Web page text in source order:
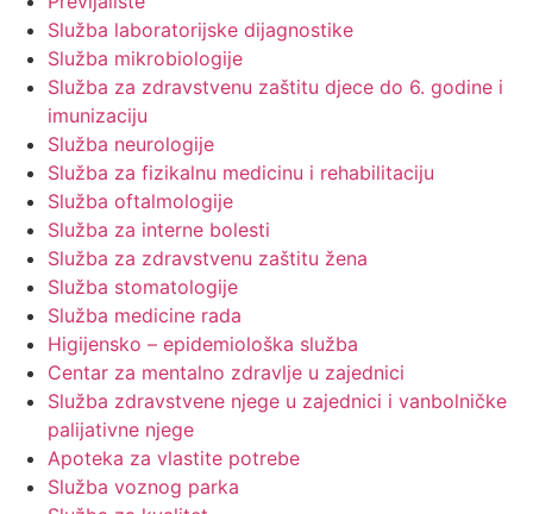
Služba laboratorijske dijagnostike
Služba mikrobiologije
Služba za zdravstvenu zaštitu djece do 6. godine i
imunizaciju
Služba neurologije
Služba za fizikalnu medicinu i rehabilitaciju
Služba oftalmologije
Služba za interne bolesti
Služba za zdravstvenu zaštitu žena
Služba stomatologije
Služba medicine rada
Higijensko – epidemiološka služba
Centar za mentalno zdravlje u zajednici
Služba zdravstvene njege u zajednici i vanbolničke
palijativne njege
Apoteka za vlastite potrebe
Služba voznog parka